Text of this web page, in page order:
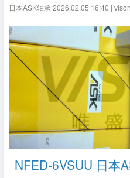
全文》
日本ASK轴承 2026.02.05 16:40 |
NFED-6VSUU 日本